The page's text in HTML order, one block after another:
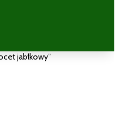
jabłkowy”